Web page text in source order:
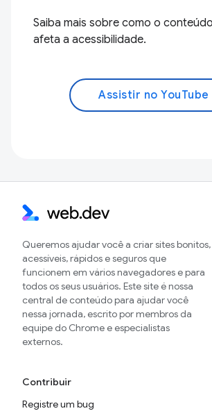
Saiba mais sobre como o
afeta a acessibilidade.
Assistir no YouTube
Queremos ajudar você a criar sites bonitos,
acessíveis, rápidos e seguros que
funcionem em vários navegadores e para
todos os seus usuários. Este site é nossa
central de conteúdo para ajudar você
nessa jornada, escrito por membros da
equipe do Chrome e especialistas
externos.
Contribuir
Registre um bug